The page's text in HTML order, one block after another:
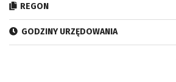
REGON
GODZINY URZĘDOWANIA